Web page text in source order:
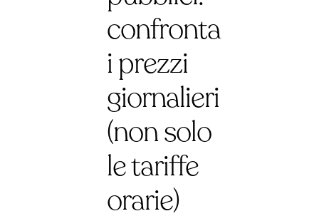
confronta
i prezzi
giornalieri
(non solo
le tariffe
orarie)